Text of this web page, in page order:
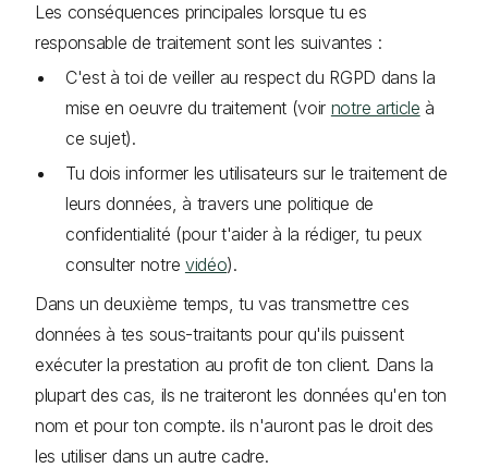
Les conséquences principales lorsque tu es
responsable de traitement sont les suivantes :
C'est à toi de veiller au respect du RGPD dans la
mise en oeuvre du traitement (voir notre article à
ce sujet).
Tu dois informer les utilisateurs sur le traitement de
leurs données, à travers une politique de
confidentialité (pour t'aider à la rédiger, tu peux
consulter notre vidéo).
Dans un deuxième temps, tu vas transmettre ces
données à tes sous-traitants pour qu'ils puissent
exécuter la prestation au profit de ton client. Dans la
plupart des cas, ils ne traiteront les données qu'en ton
nom et pour ton compte. ils n'auront pas le droit des
les utiliser dans un autre cadre.